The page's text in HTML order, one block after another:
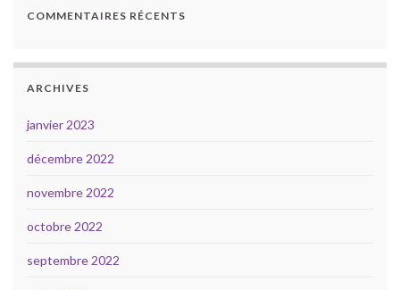
COMMENTAIRES RÉCENTS
ARCHIVES
janvier 2023
décembre 2022
novembre 2022
octobre 2022
septembre 2022